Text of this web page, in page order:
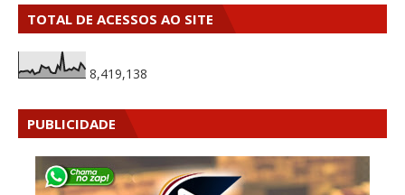
TOTAL DE ACESSOS AO SITE
8,419,138
PUBLICIDADE